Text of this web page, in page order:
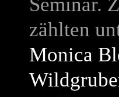
zählten
Monica